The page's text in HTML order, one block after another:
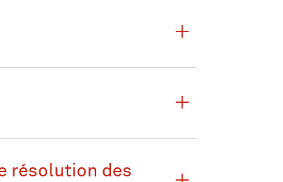
résolution des